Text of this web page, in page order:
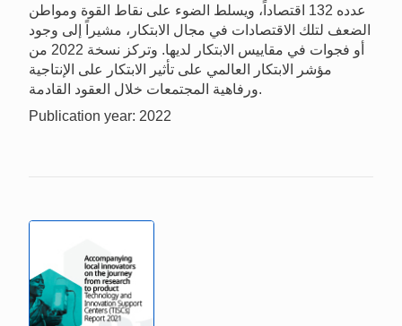
عدده 132 اقتصاداً، ويسلط الضوء على نقاط القوة ومواطن
الضعف لتلك الاقتصادات في مجال الابتكار، مشيراً إلى وجود
أو فجوات في مقاييس الابتكار لديها. وتركز نسخة 2022 من
مؤشر الابتكار العالمي على تأثير الابتكار على الإنتاجية
ورفاهية المجتمعات خلال العقود القادمة.
Publication year: 2022